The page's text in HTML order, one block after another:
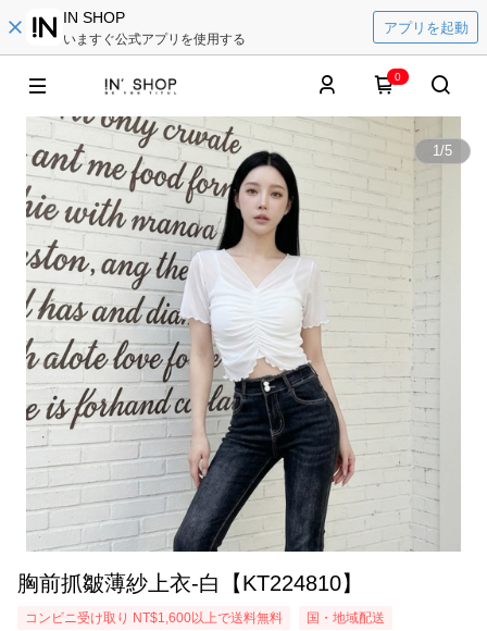
IN SHOP
いますぐ公式アプリを使用する
アプリを起動
0
1/5
胸前抓皺薄紗上衣-白【KT224810】
コンビニ受け取り NT$1,600以上で送料無料 国・地域配送